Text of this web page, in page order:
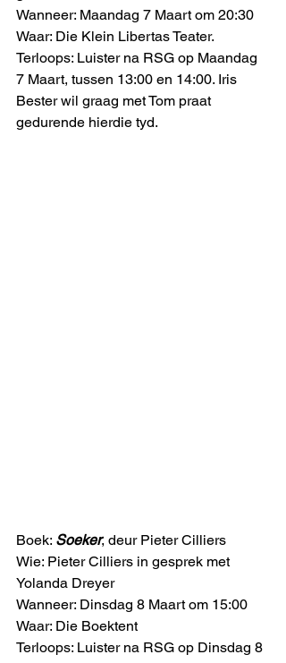
Wanneer: Maandag 7 Maart om 20:30
Waar: Die Klein Libertas Teater.
Terloops: Luister na RSG op Maandag
7 Maart, tussen 13:00 en 14:00. Iris
Bester wil graag met Tom praat
gedurende hierdie tyd.
Boek: Soeker, deur Pieter Cilliers
Wie: Pieter Cilliers in gesprek met
Yolanda Dreyer
Wanneer: Dinsdag 8 Maart om 15:00
Waar: Die Boektent
Terloops: Luister na RSG op Dinsdag 8